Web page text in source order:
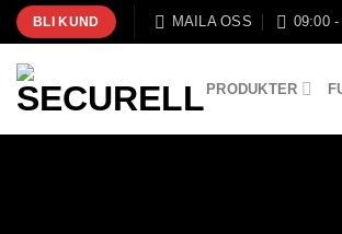
Skip
to
content
BLI KUND MAILA OSS 09:00
PRODUKTER